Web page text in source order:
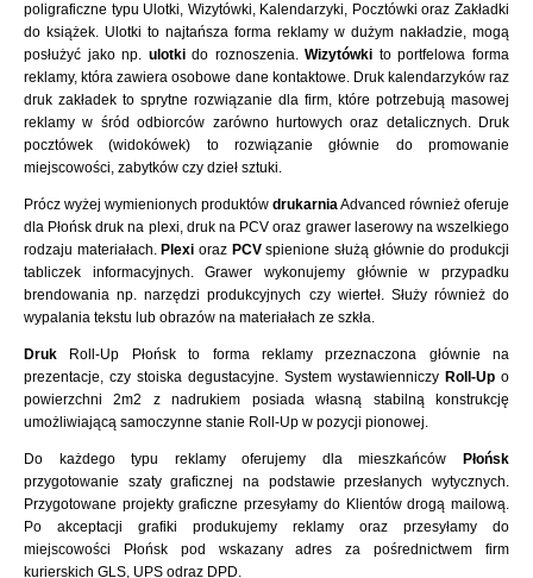
poligraficzne typu Ulotki, Wizytówki, Kalendarzyki, Pocztówki oraz Zakładki
do książek. Ulotki to najtańsza forma reklamy w dużym nakładzie, mogą
posłużyć jako np. ulotkido roznoszenia.Wizytówki to portfelowa forma
reklamy, która zawiera osobowe dane kontaktowe. Druk kalendarzyków raz
druk zakładek to sprytne rozwiązanie dla firm, które potrzebują masowej
reklamy w śród odbiorców zarówno hurtowych oraz detalicznych. Druk
pocztówek (widokówek) to rozwiązanie głównie do promowanie
miejscowości, zabytków czy dzieł sztuki.
Prócz wyżej wymienionych produktów drukarniaAdvanced również oferuje
dla Płońsk druk na plexi, druk na PCV oraz grawer laserowy na wszelkiego
rodzaju materiałach. Plexi oraz PCVspienione służą głównie do produkcji
tabliczek informacyjnych. Grawer wykonujemy głównie w przypadku
brendowania np. narzędzi produkcyjnych czy wierteł. Służy również do
wypalania tekstu lub obrazów na materiałach ze szkła.
Druk Roll-Up Płońsk to forma reklamy przeznaczona głównie na
prezentacje, czy stoiska degustacyjne. System wystawienniczy Roll-Up o
powierzchni 2m2 z nadrukiem posiada własną stabilną konstrukcję
umożliwiającą samoczynne stanie Roll-Up w pozycji pionowej.
Do każdego typu reklamy oferujemy dla mieszkańców
Płońsk
przygotowanie szaty graficznej na podstawie przesłanych wytycznych.
Przygotowane projekty graficzne przesyłamy do Klientów drogą mailową.
Po akceptacji grafiki produkujemy reklamy oraz przesyłamy do
miejscowości Płońsk pod wskazany adres za pośrednictwem firm
kurierskich GLS, UPS odraz DPD.